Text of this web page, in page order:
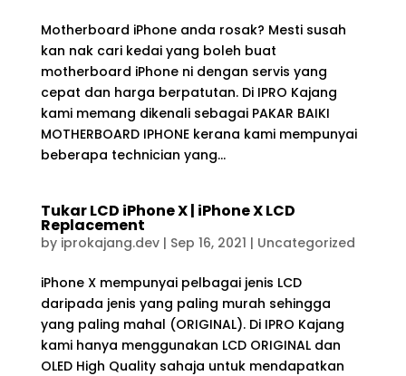
Motherboard iPhone anda rosak? Mesti susah
kan nak cari kedai yang boleh buat
motherboard iPhone ni dengan servis yang
cepat dan harga berpatutan. Di IPRO Kajang
kami memang dikenali sebagai PAKAR BAIKI
MOTHERBOARD IPHONE kerana kami mempunyai
beberapa technician yang...
Tukar LCD iPhone X | iPhone X LCD
Replacement
by iprokajang.dev| Sep 16, 2021 | Uncategorized
iPhone X mempunyai pelbagai jenis LCD
daripada jenis yang paling murah sehingga
yang paling mahal (ORIGINAL). Di IPRO Kajang
kami hanya menggunakan LCD ORIGINAL dan
OLED High Quality sahaja untuk mendapatkan